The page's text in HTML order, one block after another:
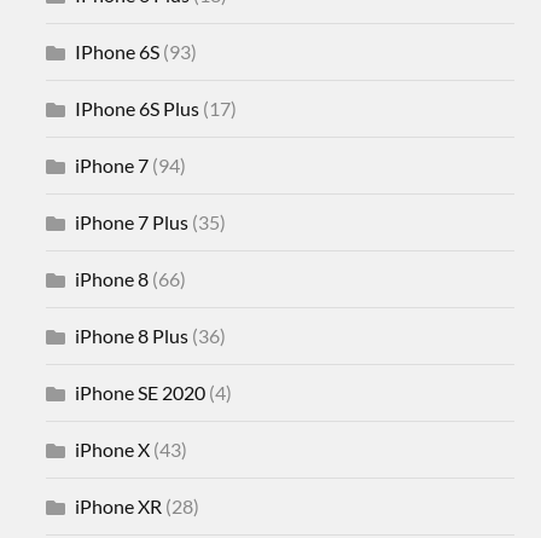
IPhone 6S (93)
IPhone 6S Plus (17)
iPhone 7 (94)
iPhone 7 Plus (35)
iPhone 8 (66)
iPhone 8 Plus (36)
iPhone SE 2020 (4)
iPhone X (43)
iPhone XR (28)